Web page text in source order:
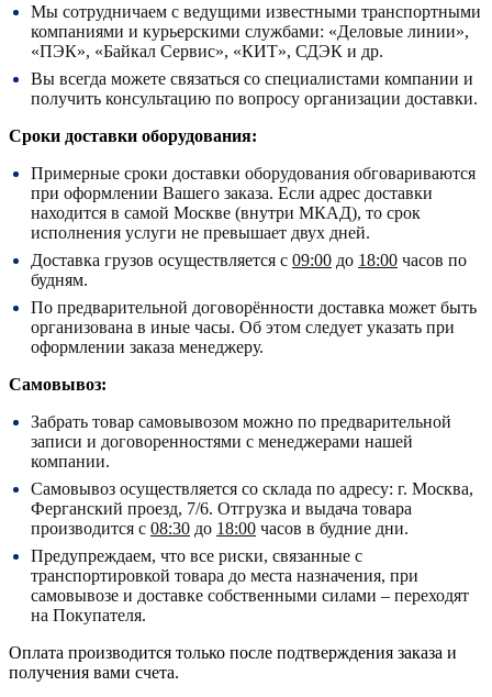
Мы сотрудничаем с ведущими известными транспортными
компаниями и курьерскими службами: «Деловые линии»,
«ПЭК», «Байкал Сервис», «КИТ», СДЭК и др.
Вы всегда можете связаться со специалистами компании и
получить консультацию по вопросу организации доставки.
Сроки доставки оборудования:
Примерные сроки доставки оборудования обговариваются
при оформлении Вашего заказа. Если адрес доставки
находится в самой Москве (внутри МКАД), то срок
исполнения услуги не превышает двух дней.
Доставка грузов осуществляется с 09:00 до 18:00 часов по
будням.
По предварительной договорённости доставка может быть
организована в иные часы. Об этом следует указать при
оформлении заказа менеджеру.
Самовывоз:
Забрать товар самовывозом можно по предварительной
записи и договоренностями с менеджерами нашей
компании.
Самовывоз осуществляется со склада по адресу: г. Москва,
Ферганский проезд, 7/6. Отгрузка и выдача товара
производится с 08:30 до 18:00 часов в будние дни.
Предупреждаем, что все риски, связанные с
транспортировкой товара до места назначения, при
самовывозе и доставке собственными силами – переходят
на Покупателя.
Оплата производится только после подтверждения заказа и
получения вами счета.